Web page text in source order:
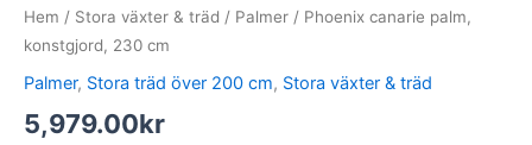
Hem / Stora växter & träd / Palmer / Phoenix canarie palm,
konstgjord, 230 cm
Palmer, Stora träd över 200 cm, Stora växter & träd
5,979.00kr